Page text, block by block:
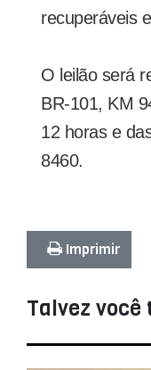
recuperáveis
O leilão será
BR-101, KM
12 horas e
8460.
Imprimir
Talvez